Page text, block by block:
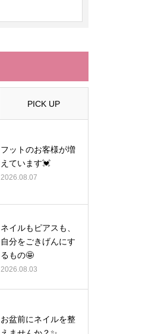
PICK UP
フットのお客様が増
えています💓
2026.08.07
ネイルもピアスも、
自分をごきげんにす
るもの🤩
2026.08.03
お盆前にネイルを整